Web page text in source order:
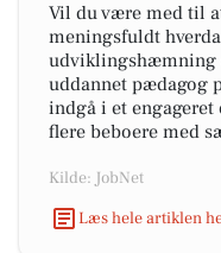
Vil du være med til
meningsfuldt
udviklingshæmning
uddannet pædagog
indgå i et
flere beboere med
Kilde: JobNet
Læs hele artiklen